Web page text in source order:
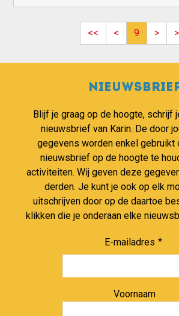
<< First page
< Previous page
9 >Next
Blijf je graag op de hoogte, schrijf
nieuwsbrief van Karin. De door
gegevens worden enkel gebruikt
nieuwsbrief op de hoogte te
activiteiten. Wij geven deze
derden. Je kunt je ook op elk
uitschrijven door op de daartoe
klikken die je onderaan elke
E-mailadres
Voornaam